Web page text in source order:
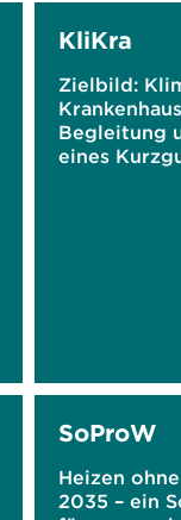
KliKra
Zielbild:
Begleitung
eines
SoProW
Heizen
2035 – ein